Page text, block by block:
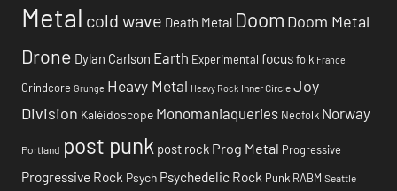
Metal cold wave Death Metal Doom Doom Metal
Drone Dylan Carlson Earth Experimental focusfolk France
Grindcore Grunge Heavy Metal Heavy Rock Inner Circle Joy
Division Kaléidoscope Monomaniaqueries Neofolk Norway
Portland post punk post rock Prog Metal Progressive
Progressive Rock Psych Psychedelic Rock Punk RABM Seattle